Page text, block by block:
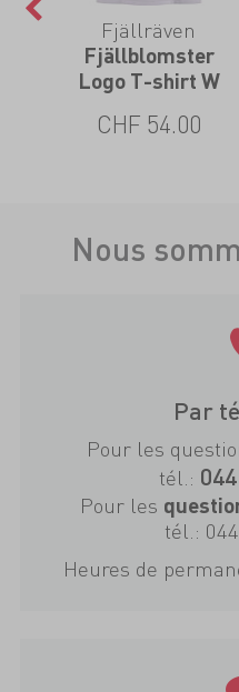
Fjällräven
Fjällblomster
Logo T-shirt W
CHF 54.00
Nous
Par
Pour les
tél.:
Pour les
tél.:
Heures de